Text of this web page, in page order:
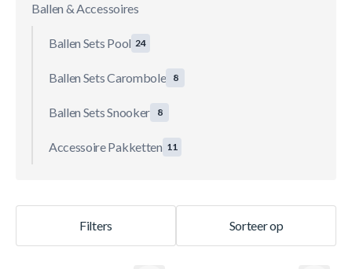
Ballen & Accessoires
Ballen Sets Pool 24
Ballen Sets Carombole 8
Ballen Sets Snooker 8
Accessoire Pakketten 11
Sorteer op
Filters